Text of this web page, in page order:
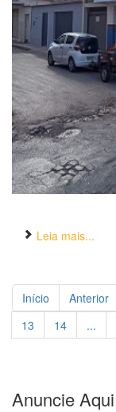
Leia mais...
Início Anterior
13
14 ...
Anuncie Aqui